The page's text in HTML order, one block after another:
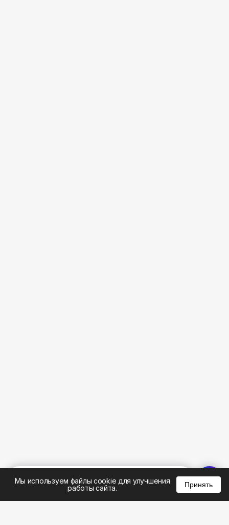
Мы используем файлы cookie для улучшения
работы сайта.
Принять